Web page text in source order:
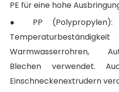
PE für eine hohe
● PP (Polypropylen):
Warmwasserrohren,
Blechen verwendet.
Einschneckenextrudern